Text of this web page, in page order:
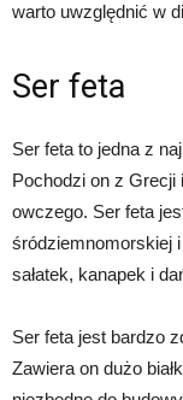
warto uwzględnić w
Ser feta
Ser feta to jedna z
Pochodzi on z
owczego. Ser feta
śródziemnomorskiej
sałatek, kanapek i
Ser feta jest bardzo
Zawiera on dużo